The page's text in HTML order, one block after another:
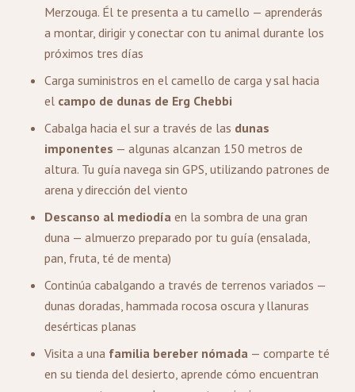
Merzouga. Él te presenta a tu camello — aprenderás
a montar, dirigir y conectar con tu animal durante los
próximos tres días
Carga suministros en el camello de carga y sal hacia
el campo de dunas de Erg Chebbi
Cabalga hacia el sur a través de las dunas
imponentes — algunas alcanzan 150 metros de
altura. Tu guía navega sin GPS, utilizando patrones de
arena y dirección del viento
Descanso al mediodía en la sombra de una gran
duna — almuerzo preparado por tu guía (ensalada,
pan, fruta, té de menta)
Continúa cabalgando a través de terrenos variados —
dunas doradas, hammada rocosa oscura y llanuras
desérticas planas
Visita a una familia bereber nómada — comparte té
en su tienda del desierto, aprende cómo encuentran